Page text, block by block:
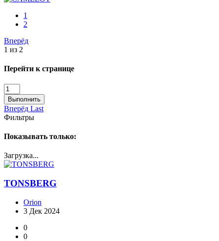
1
2
Вперёд
1 из 2
Перейти к странице
Выполнить
Вперёд Last
Фильтры
Показывать только:
Загрузка...
TONSBERG
Orion
3 Дек 2024
0
0